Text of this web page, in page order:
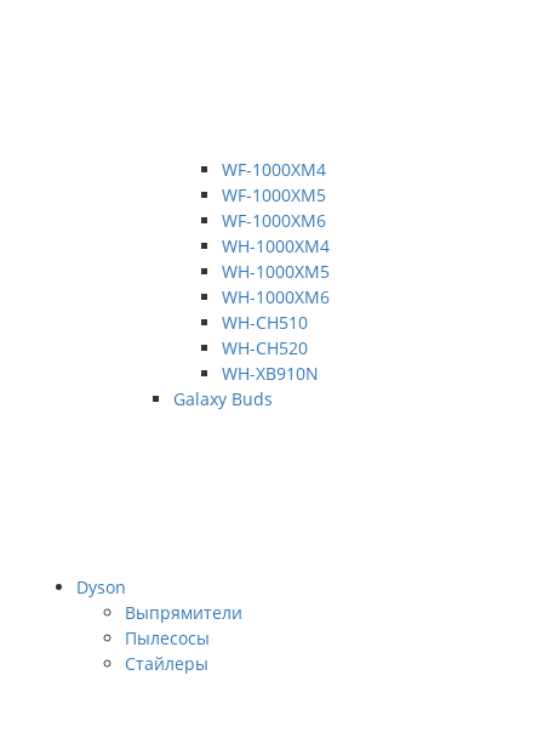
WF-1000XM4
WF-1000XM5
WF-1000XM6
WH-1000XM4
WH-1000XM5
WH-1000XM6
WH-CH510
WH-CH520
WH-XB910N
Galaxy Buds
Dyson
Выпрямители
Пылесосы
Стайлеры